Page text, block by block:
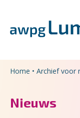
Home • Archief voor
Nieuws